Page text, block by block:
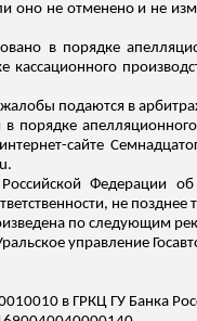
не отменено и не
в порядке
подаются в
порядке
сайте
Федерации
не
по следующим
управление
в ГРКЦ ГУ Банка